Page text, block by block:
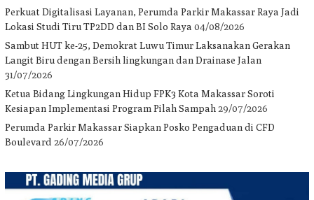
Perkuat Digitalisasi Layanan, Perumda Parkir Makassar Raya Jadi
Lokasi Studi Tiru TP2DD dan BI Solo Raya 04/08/2026
Sambut HUT ke-25, Demokrat Luwu Timur Laksanakan Gerakan
Langit Biru dengan Bersih lingkungan dan Drainase Jalan
31/07/2026
Ketua Bidang Lingkungan Hidup FPK3 Kota Makassar Soroti
Kesiapan Implementasi Program Pilah Sampah 29/07/2026
Perumda Parkir Makassar Siapkan Posko Pengaduan di CFD
Boulevard 26/07/2026